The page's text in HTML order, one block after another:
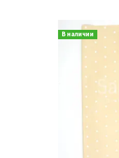
В наличии